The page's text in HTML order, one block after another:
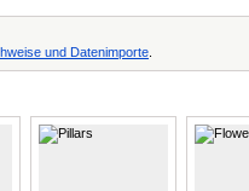
und Datenimporte